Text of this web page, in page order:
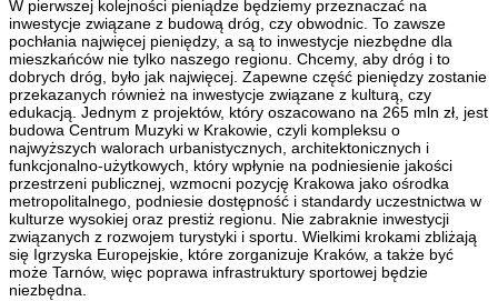
W pierwszej kolejności pieniądze będziemy przeznaczać na
inwestycje związane z budową dróg, czy obwodnic. To zawsze
pochłania najwięcej pieniędzy, a są to inwestycje niezbędne dla
mieszkańców nie tylko naszego regionu. Chcemy, aby dróg i to
dobrych dróg, było jak najwięcej. Zapewne część pieniędzy zostanie
przekazanych również na inwestycje związane z kulturą, czy
edukacją. Jednym z projektów, który oszacowano na 265 mln zł, jest
budowa Centrum Muzyki w Krakowie, czyli kompleksu o
najwyższych walorach urbanistycznych, architektonicznych i
funkcjonalno-użytkowych, który wpłynie na podniesienie jakości
przestrzeni publicznej, wzmocni pozycję Krakowa jako ośrodka
metropolitalnego, podniesie dostępność i standardy uczestnictwa w
kulturze wysokiej oraz prestiż regionu. Nie zabraknie inwestycji
związanych z rozwojem turystyki i sportu. Wielkimi krokami zbliżają
się Igrzyska Europejskie, które zorganizuje Kraków, a także być
może Tarnów, więc poprawa infrastruktury sportowej będzie
niezbędna.